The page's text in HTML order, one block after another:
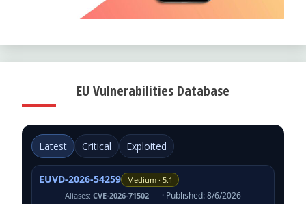
EU Vulnerabilities Database
Latest Critical Exploited
EUVD-2026-54259
Medium · 5.1
Aliases: CVE-2026-71502 · Published: 8/6/2026